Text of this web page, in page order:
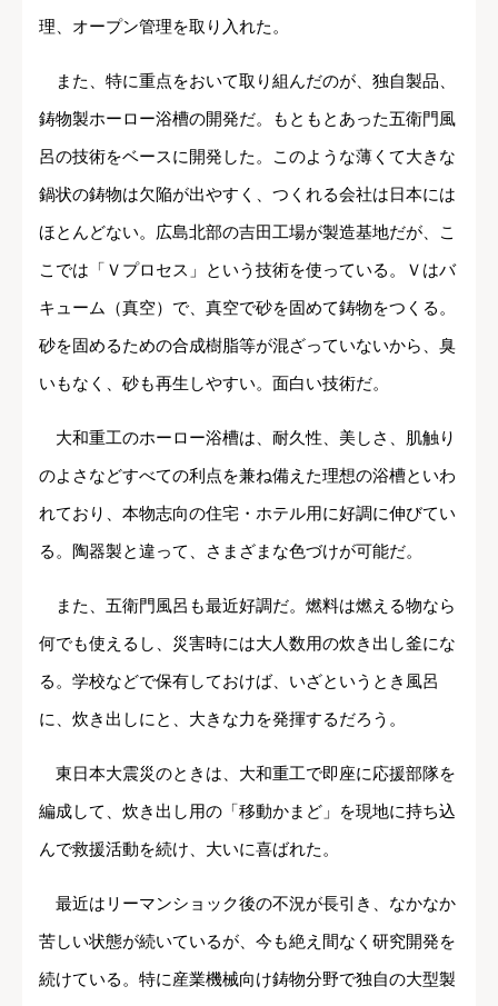
理、オープン管理を取り入れた。
また、特に重点をおいて取り組んだのが、独自製品、
鋳物製ホーロー浴槽の開発だ。もともとあった五衛門風
呂の技術をベースに開発した。このような薄くて大きな
鍋状の鋳物は欠陥が出やすく、つくれる会社は日本には
ほとんどない。広島北部の吉田工場が製造基地だが、こ
こでは「Ｖプロセス」という技術を使っている。Ｖはバ
キューム（真空）で、真空で砂を固めて鋳物をつくる。
砂を固めるための合成樹脂等が混ざっていないから、臭
いもなく、砂も再生しやすい。面白い技術だ。
大和重工のホーロー浴槽は、耐久性、美しさ、肌触り
のよさなどすべての利点を兼ね備えた理想の浴槽といわ
れており、本物志向の住宅・ホテル用に好調に伸びてい
る。陶器製と違って、さまざまな色づけが可能だ。
また、五衛門風呂も最近好調だ。燃料は燃える物なら
何でも使えるし、災害時には大人数用の炊き出し釜にな
る。学校などで保有しておけば、いざというとき風呂
に、炊き出しにと、大きな力を発揮するだろう。
東日本大震災のときは、大和重工で即座に応援部隊を
編成して、炊き出し用の「移動かまど」を現地に持ち込
んで救援活動を続け、大いに喜ばれた。
最近はリーマンショック後の不況が長引き、なかなか
苦しい状態が続いているが、今も絶え間なく研究開発を
続けている。特に産業機械向け鋳物分野で独自の大型製